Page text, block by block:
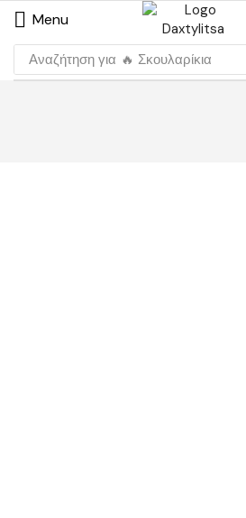
Menu
Αναζήτηση για 🔥 Σκουλαρίκια